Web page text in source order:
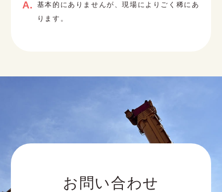
基本的にありませんが、現場によりごく稀にあ
ります。
お問い合わせ